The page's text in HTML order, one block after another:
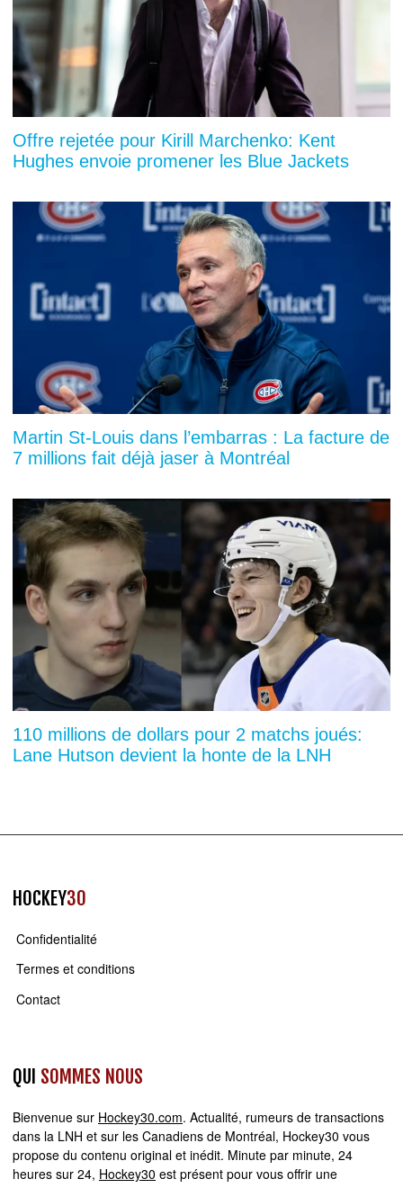
Offre rejetée pour Kirill Marchenko: Kent
Hughes envoie promener les Blue Jackets
Martin St-Louis dans l’embarras : La facture de
7 millions fait déjà jaser à Montréal
110 millions de dollars pour 2 matchs joués:
Lane Hutson devient la honte de la LNH
HOCKEY30
Confidentialité
Termes et conditions
Contact
QUI SOMMES NOUS
Bienvenue sur Hockey30.com. Actualité, rumeurs de transactions
dans la LNH et sur les Canadiens de Montréal, Hockey30 vous
propose du contenu original et inédit. Minute par minute, 24
heures sur 24, Hockey30 est présent pour vous offrir une